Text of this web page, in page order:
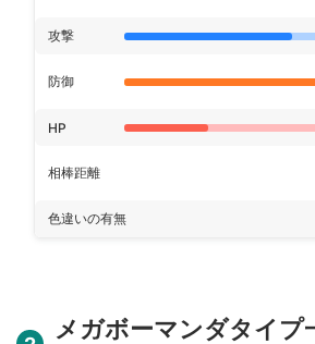
攻撃
防御
HP
相棒距離
色違いの有無
メガボーマンダタイプ